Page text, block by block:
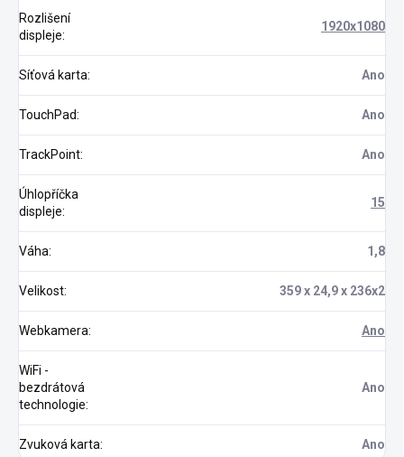
Rozlišení
displeje:
1920x1080
Síťová karta: Ano
TouchPad: Ano
TrackPoint: Ano
Úhlopříčka
displeje:
15
Váha: 1,8
Velikost: 359 x 24,9 x 236x2
Webkamera: Ano
WiFi -
bezdrátová
technologie:
Ano
Zvuková karta: Ano